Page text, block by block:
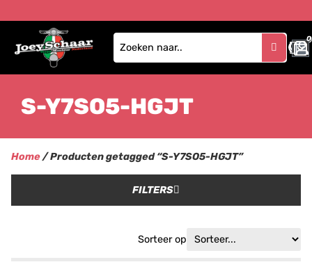
0
0
S-Y7SO5-HGJT
Home/ Producten getagged “S-Y7SO5-HGJT”
FILTERS
Sorteer op